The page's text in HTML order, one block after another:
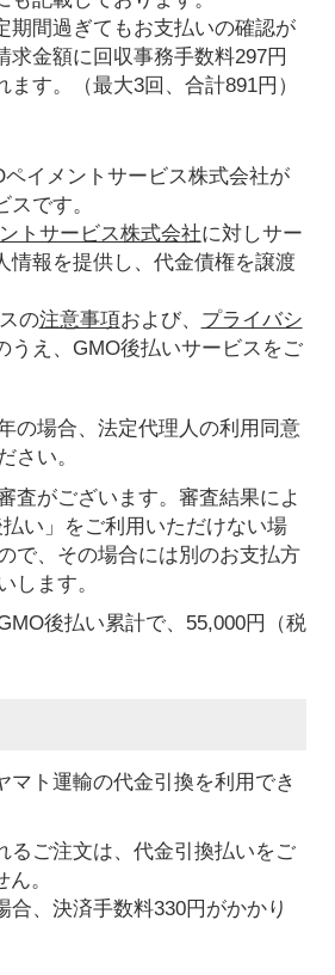
期間過ぎてもお支払いの確認が
求金額に回収事務手数料297円
ます。（最大3回、合計891円）
イメントサービス株式会社が
です。
トサービス株式会社に対しサー
情報を提供し、代金債権を譲渡
の注意事項および、 プライバシ
うえ、GMO後払いサービスをご
の場合、法定代理人の利用同意
さい。
査がございます。審査結果によ
い」をご利用いただけない場
で、その場合には別のお支払方
します。
後払い累計で、55,000円（税
マト運輸の代金引換を利用でき
るご注文は、代金引換払いをご
。
、決済手数料330円がかかり